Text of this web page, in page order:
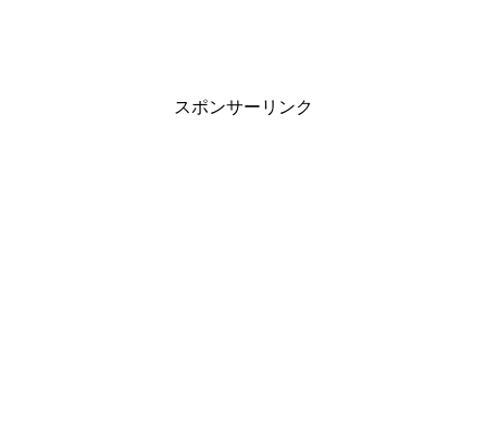
スポンサーリンク